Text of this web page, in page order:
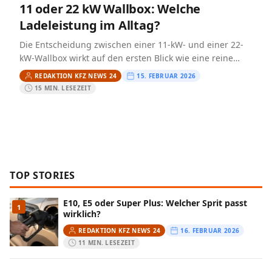
11 oder 22 kW Wallbox: Welche
Ladeleistung im Alltag?
Die Entscheidung zwischen einer 11-kW- und einer 22-
kW-Wallbox wirkt auf den ersten Blick wie eine reine
Frage der Geschwindigkeit. In der Praxis hängt die
passende…
REDAKTION KFZ NEWS 24
15. FEBRUAR 2026
15 MIN. LESEZEIT
TOP STORIES
1
E10, E5 oder Super Plus: Welcher Sprit passt
wirklich?
REDAKTION KFZ NEWS 24
16. FEBRUAR 2026
11 MIN. LESEZEIT